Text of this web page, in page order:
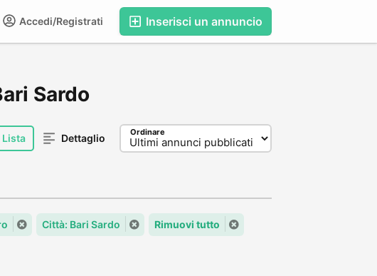
Inserisci un annuncio
Accedi/Registrati
Sardo
Lista Dettaglio Ordinare
Città: Bari Sardo Rimuovi tutto